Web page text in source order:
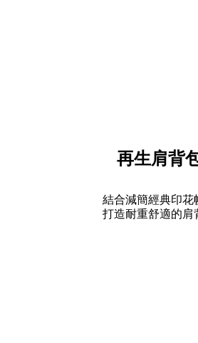
再生肩背
結合減簡經典印花
打造耐重舒適的肩